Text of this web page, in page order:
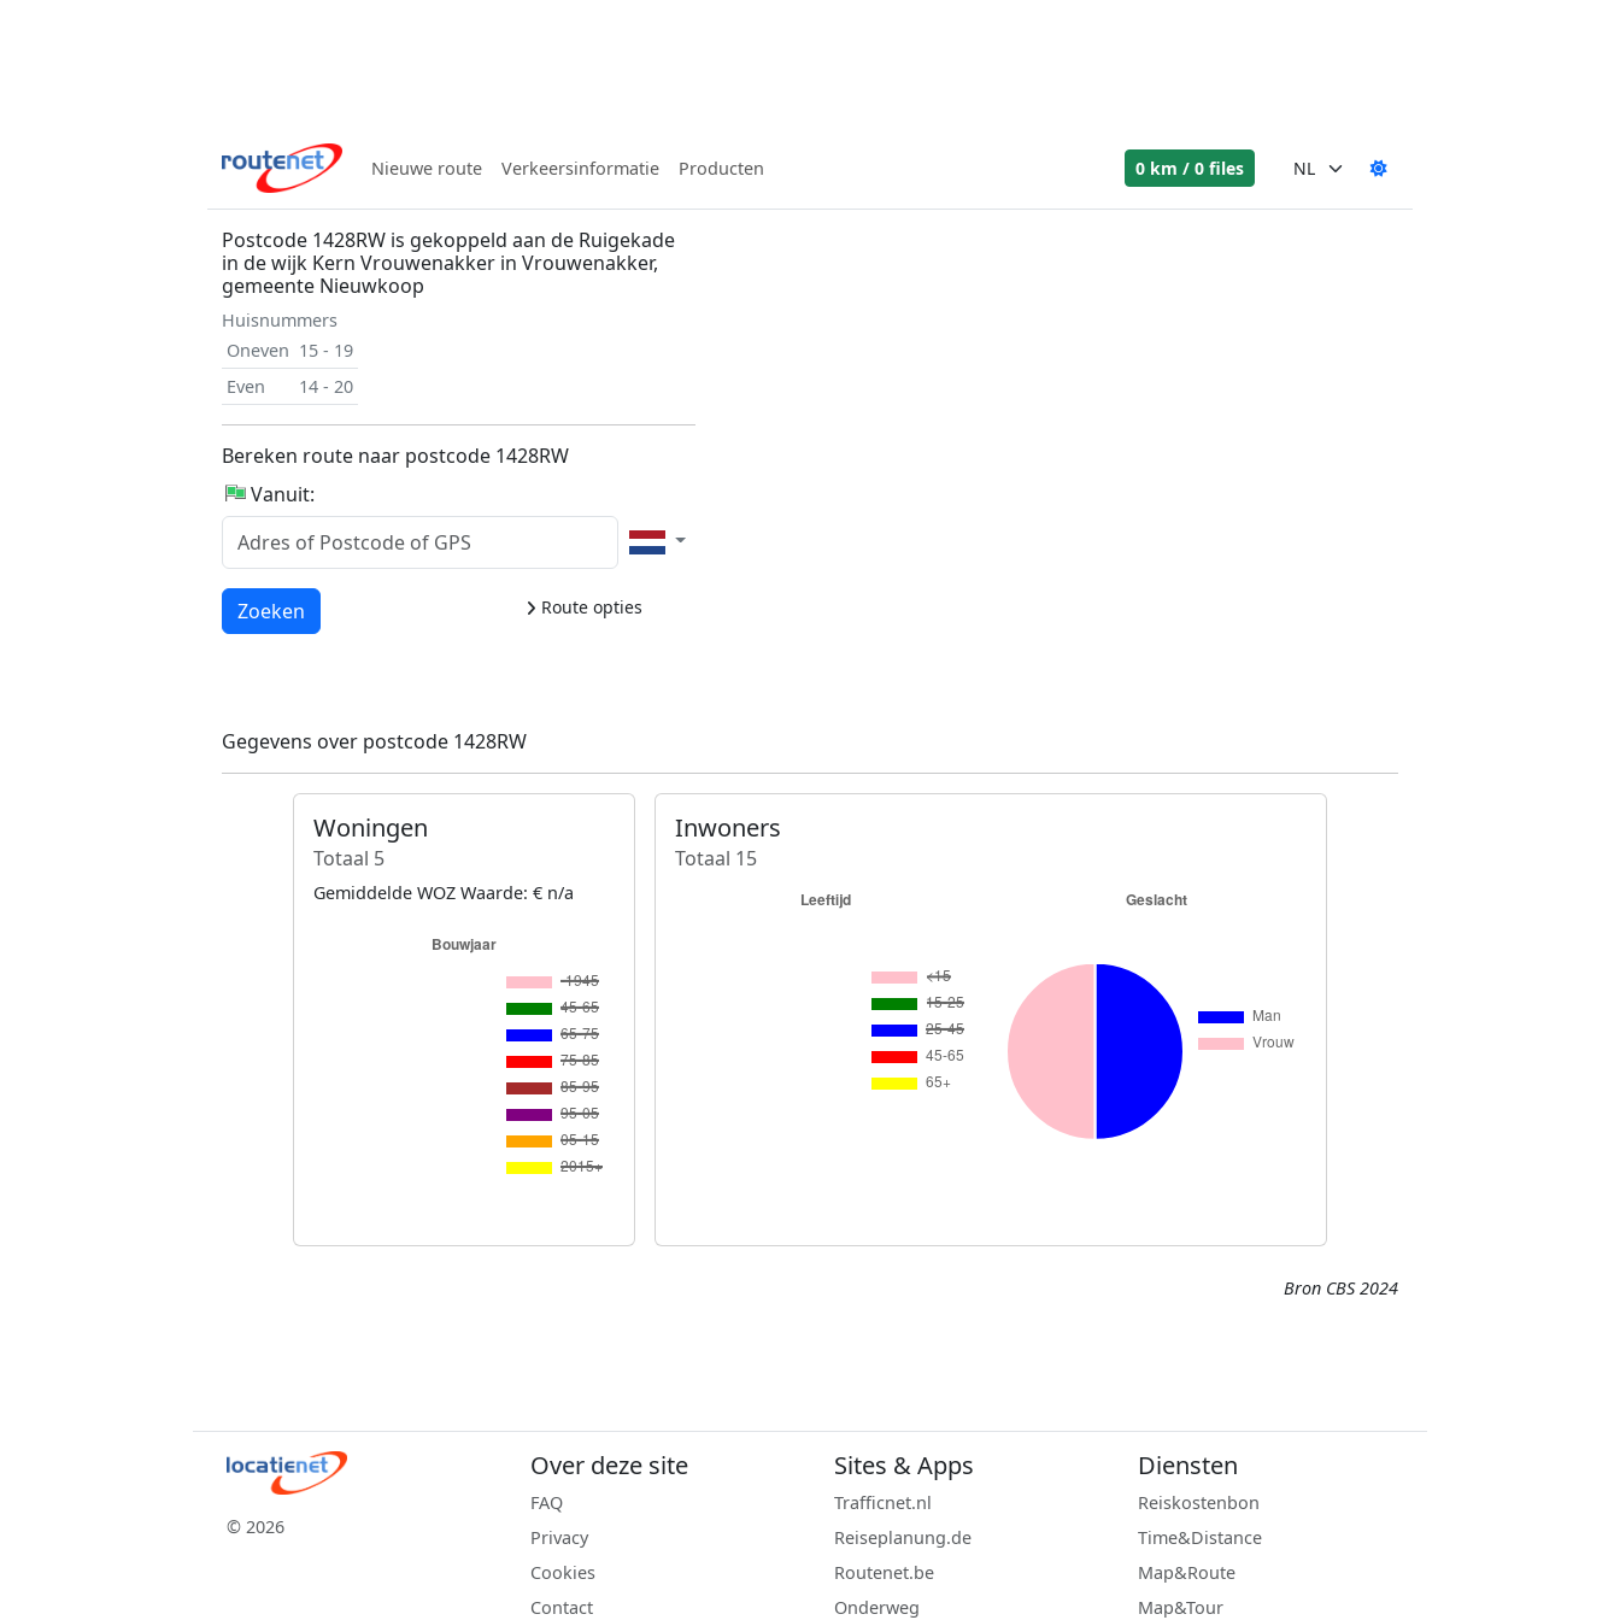
Nieuwe route Verkeersinformatie Producten 0 km / 0 files
Postcode 1428RW is gekoppeld aan de Ruigekade
in de wijk Kern Vrouwenakker in Vrouwenakker,
gemeente Nieuwkoop
Huisnummers
Oneven 15 - 19
Even
14 - 20
Bereken route naar postcode 1428RW
Vanuit:
Route opties
Laden...
Zoeken
Gegevens over postcode 1428RW
Woningen
Totaal 5
Gemiddelde WOZ Waarde: € n/a
Inwoners
Totaal 15
Bron CBS 2024
© 2026
Over deze site
FAQ
Privacy
Cookies
Contact
Sites & Apps
Trafficnet.nl
Reiseplanung.de
Routenet.be
Onderweg
Diensten
Reiskostenbon
Time&Distance
Map&Route
Map&Tour